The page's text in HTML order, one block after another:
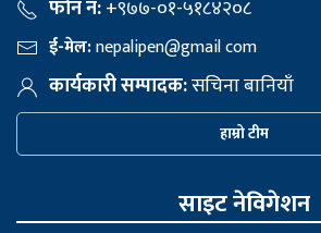
फोन नं:+९७७-०१-५१८४२०८
ई-मेल:nepalipen@gmail com
कार्यकारी सम्पादक:सचिना बानियाँ
हाम्रो टीम
साइट नेविगेशन